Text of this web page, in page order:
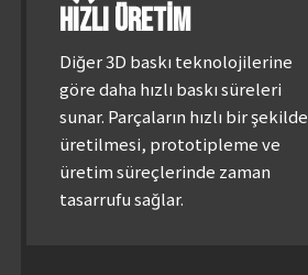
HIZLI ÜRETİM
Diğer 3D baskı teknolojilerine
göre daha hızlı baskı süreleri
sunar. Parçaların hızlı bir şekilde
üretilmesi, prototipleme ve
üretim süreçlerinde zaman
tasarrufu sağlar.